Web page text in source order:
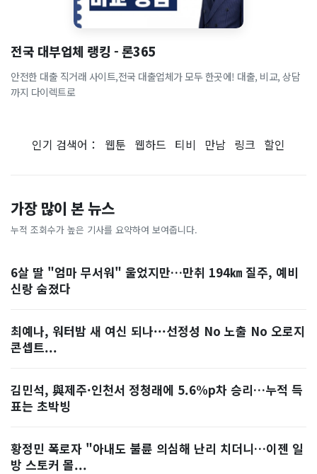
전국 대부업체 랭킹 - 론365
안전한 대출 직거래 사이트,전국 대출업체가 모두 한곳에! 대출, 비교, 상담
까지 다이렉트로
인기 검색어： 웹툰 웹하드 티비 만남 링크 할인
가장 많이 본 뉴스
누적 조회수가 높은 기사를 요약하여 보여줍니다.
6살 딸 "엄마 무서워" 울었지만…만취 194㎞ 질주, 예비
신랑 숨졌다
최예나, 워터밤 새 여신 되나···선정성 No 노출 No 오로지
콘셉트...
김민석, 與제주·인천서 정청래에 5.6%p차 승리…누적 득
표는 초박빙
황정민 폭로자 "아내도 불륜 의심해 난리 치더니…이젠 일
방 스토커 몰...